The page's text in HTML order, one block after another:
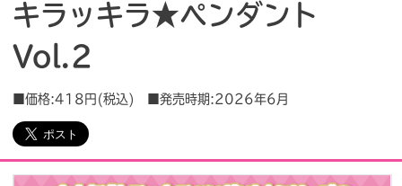
SUPPORT
会社情報
プレスリリース
キラッキラ★ペンダント
Vol.2
■価格:418円(税込) ■発売時期:2026年6月